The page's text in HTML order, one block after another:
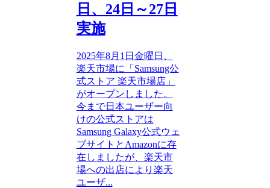
日、24日～27日
実施
2025年8月1日金曜日、
楽天市場に「Samsung公
式ストア 楽天市場店」
がオープンしました。
今まで日本ユーザー向
けの公式ストアは
Samsung Galaxy公式ウェ
ブサイトとAmazonに存
在しましたが、楽天市
場への出店により楽天
ユーザ...